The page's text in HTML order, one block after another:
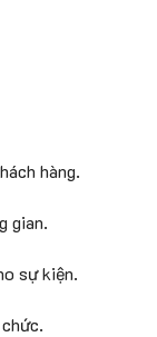
hàng.
gian.
sự kiện.